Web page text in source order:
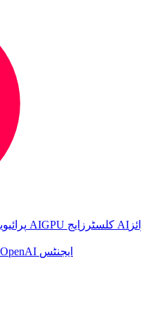
پرائیویٹ AI GPU کلسٹرز ایج AI
OpenAI ایجنٹس